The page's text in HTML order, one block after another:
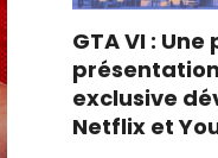
GTA VI :
exclusive
Netflix et